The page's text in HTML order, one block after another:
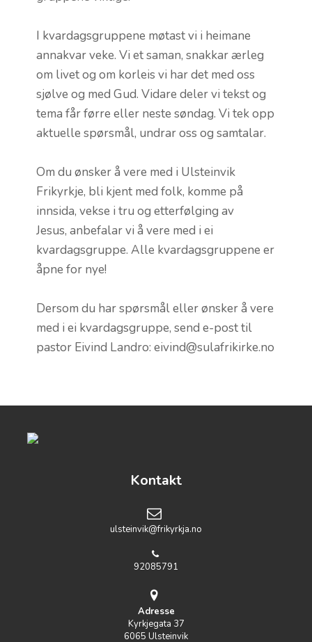
I kvardagsgruppene møtast vi i heimane
annakvar veke. Vi et saman, snakkar ærleg
om livet og om korleis vi har det med oss
sjølve og med Gud. Vidare deler vi tekst og
tema får førre eller neste søndag. Vi tek opp
aktuelle spørsmål, undrar oss og samtalar.
Om du ønsker å vere med i Ulsteinvik
Frikyrkje, bli kjent med folk, komme på
innsida, vekse i tru og etterfølging av
Jesus, anbefalar vi å vere med i ei
kvardagsgruppe. Alle kvardagsgruppene er
åpne for nye!
Dersom du har spørsmål eller ønsker å vere
med i ei kvardagsgruppe, send e-post til
pastor Eivind Landro: eivind@sulafrikirke.no
Kontakt
ulsteinvik@frikyrkja.no
92085791
Adresse
Kyrkjegata 37
6065 Ulsteinvik